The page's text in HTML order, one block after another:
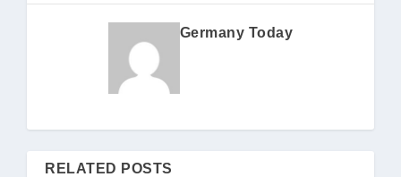
Germany Today
RELATED POSTS